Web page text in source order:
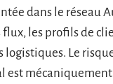
dans le réseau
flux, les profils de
Le risque
est